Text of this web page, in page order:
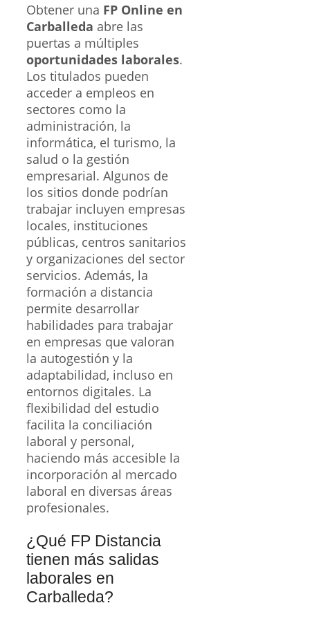
Obtener una FP Online en
Carballeda abre las
puertas a múltiples
oportunidades laborales.
Los titulados pueden
acceder a empleos en
sectores como la
administración, la
informática, el turismo, la
salud o la gestión
empresarial. Algunos de
los sitios donde podrían
trabajar incluyen empresas
locales, instituciones
públicas, centros sanitarios
y organizaciones del sector
servicios. Además, la
formación a distancia
permite desarrollar
habilidades para trabajar
en empresas que valoran
la autogestión y la
adaptabilidad, incluso en
entornos digitales. La
flexibilidad del estudio
facilita la conciliación
laboral y personal,
haciendo más accesible la
incorporación al mercado
laboral en diversas áreas
profesionales.
¿Qué FP Distancia
tienen más salidas
laborales en
Carballeda?